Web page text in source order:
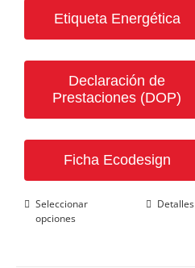
Etiqueta Energética
Declaración de
Prestaciones (DOP)
Ficha Ecodesign
Seleccionar
opciones
EsteDetalles